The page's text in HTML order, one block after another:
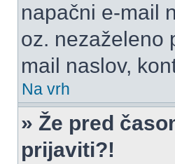
napačni e-mail
oz. nezaželeno
mail naslov,
Na vrh
» Že pred
prijaviti?!